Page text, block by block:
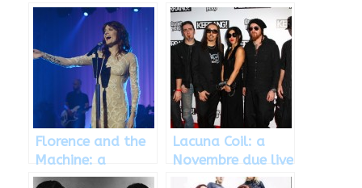
Amoroso:
concerto all’arena
di Verona
Amoroso: a
settembre in
concerto a Verona
Florence and the
Machine: a
Novembre il live
Lacuna Coil: a
Novembre due live
in Italia